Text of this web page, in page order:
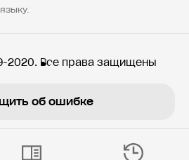
2020. Все права защищены
об ошибке